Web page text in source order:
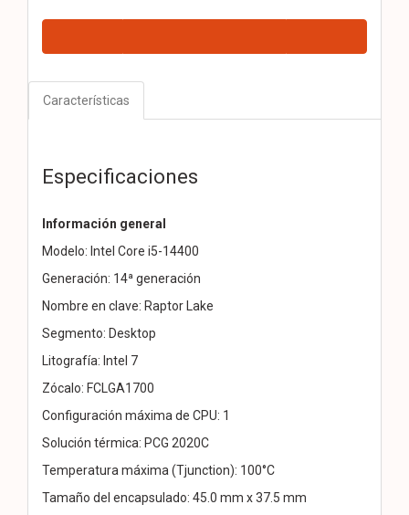
Características
Especificaciones
Información general
Modelo: Intel Core i5-14400
Generación: 14ª generación
Nombre en clave: Raptor Lake
Segmento: Desktop
Litografía: Intel 7
Zócalo: FCLGA1700
Configuración máxima de CPU: 1
Solución térmica: PCG 2020C
Temperatura máxima (Tjunction): 100°C
Tamaño del encapsulado: 45.0 mm x 37.5 mm